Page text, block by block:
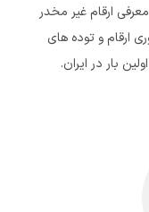
ارقام غیر مخدر
ارقام و توده های
بار در ایران.